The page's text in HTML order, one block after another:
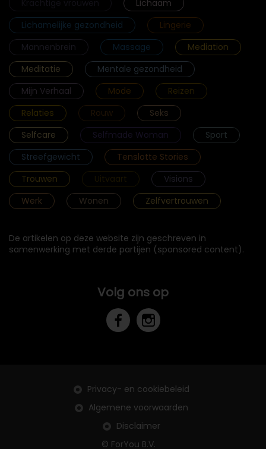
Lichaam
Lichamelijke gezondheid
Lingerie
Mannenbrein
Massage
Mediation
Meditatie
Mentale gezondheid
Mijn Verhaal
Mode
Reizen
Relaties
Rouw
Seks
Selfcare
Selfmade Woman
Sport
Streefgewicht
Tenslotte Stories
Trouwen
Uitvaart
Visions
Werk
Wonen Zelfvertrouwen
De artikelen op deze website zijn geschreven in
samenwerking met derde partijen (sponsored content).
Volg ons op
© ForYou B.V.
Privacy- en cookiebeleid
Algemene voorwaarden
Disclaimer